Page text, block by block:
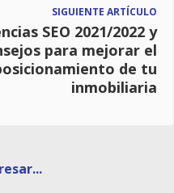
SIGUIENTE ARTÍCULO
SEO 2021/2022 y
para mejorar el
de tu
inmobiliaria